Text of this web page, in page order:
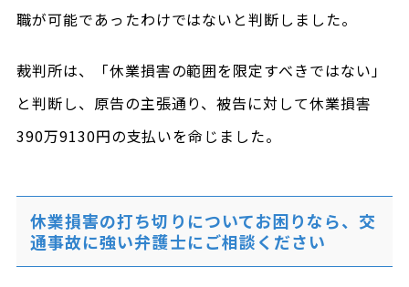
職が可能であったわけではないと判断しました。
裁判所は、「休業損害の範囲を限定すべきではない」
と判断し、原告の主張通り、被告に対して休業損害
390万9130円の支払いを命じました。
休業損害の打ち切りについてお困りなら、交
通事故に強い弁護士にご相談ください